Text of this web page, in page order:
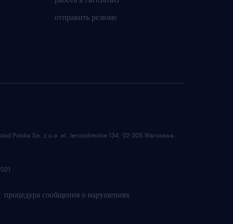
отправить резюме
процедура сообщения о нарушениях
Polska Sp. z o.o. al. Jerozolimskie 134, 02-305 Warszawa.